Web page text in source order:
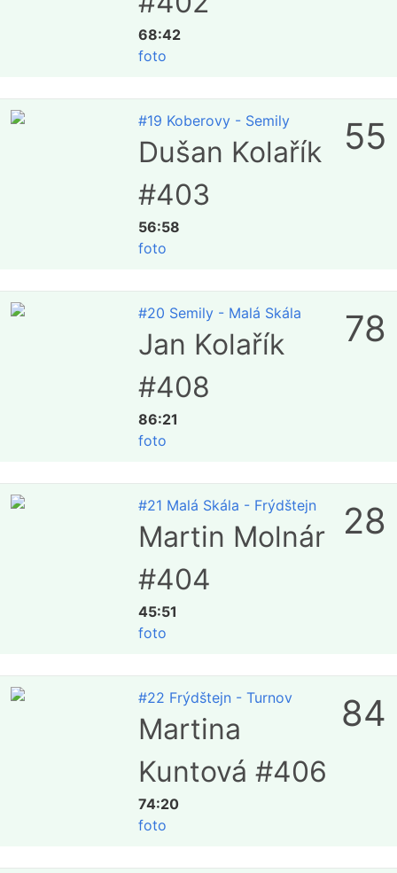
68:42
foto
#19 Koberovy - Semily
Dušan Kolařík
#403
56:58
foto
55
#20 Semily - Malá Skála
Jan Kolařík
#408
86:21
foto
78
#21 Malá Skála - Frýdštejn
Martin Molnár
#404
45:51
foto
28
#22 Frýdštejn - Turnov
Martina
Kuntová #406
74:20
foto
84